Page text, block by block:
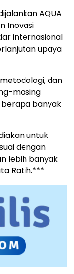
AQUA
Inovasi
internasional
upaya
dan
masing
berapa banyak
untuk
dengan
lebih banyak
Ratih.***